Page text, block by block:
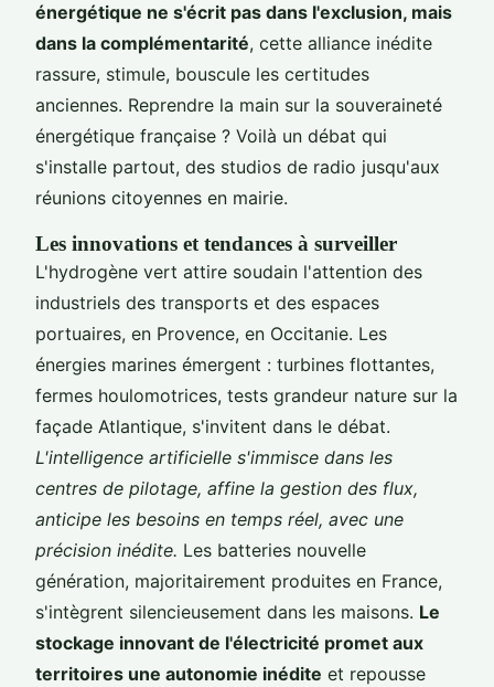
énergétique ne s'écrit pas dans l'exclusion, mais
dans la complémentarité, cette alliance inédite
rassure, stimule, bouscule les certitudes
anciennes. Reprendre la main sur la souveraineté
énergétique française ? Voilà un débat qui
s'installe partout, des studios de radio jusqu'aux
réunions citoyennes en mairie.
Les innovations et tendances à surveiller
L'hydrogène vert attire soudain l'attention des
industriels des transports et des espaces
portuaires, en Provence, en Occitanie. Les
énergies marines émergent : turbines flottantes,
fermes houlomotrices, tests grandeur nature sur la
façade Atlantique, s'invitent dans le débat.
L'intelligence artificielle s'immisce dans les
centres de pilotage, affine la gestion des flux,
anticipe les besoins en temps réel, avec une
précision inédite. Les batteries nouvelle
génération, majoritairement produites en France,
s'intègrent silencieusement dans les maisons. Le
stockage innovant de l'électricité promet aux
territoires une autonomie inédite et repousse